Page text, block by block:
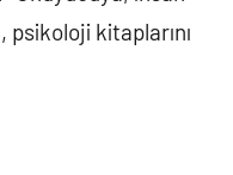
, psikoloji kitaplarını